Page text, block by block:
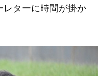
レターに時間が掛か